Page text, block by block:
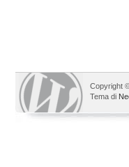
Copyright
Tema di